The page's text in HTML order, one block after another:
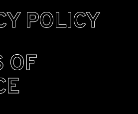
POLICY
OF